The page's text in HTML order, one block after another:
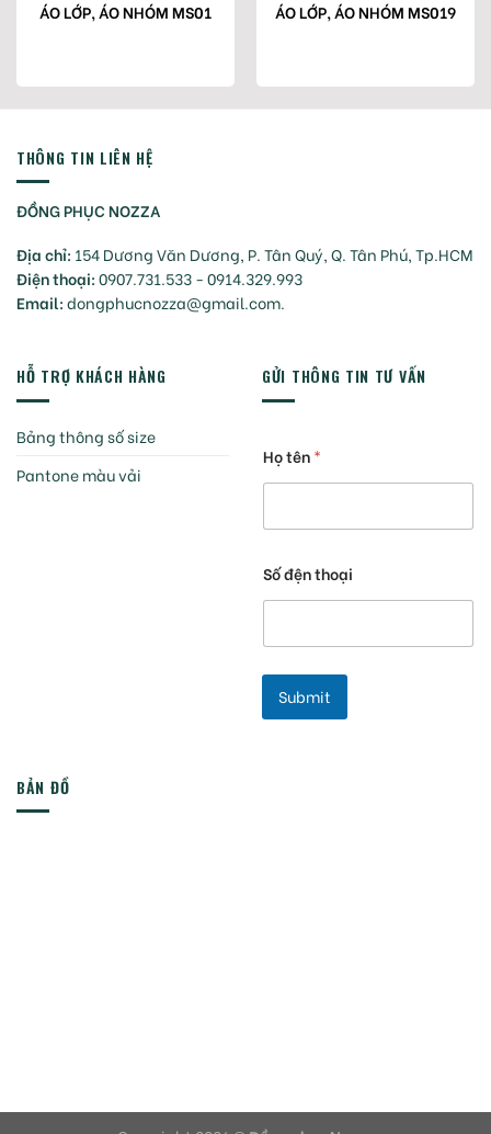
ÁO LỚP, ÁO NHÓM MS01 ÁO LỚP, ÁO NHÓM MS019
THÔNG TIN LIÊN HỆ
ĐỒNG PHỤC NOZZA
Địa chỉ: 154 Dương Văn Dương, P. Tân Quý, Q. Tân Phú, Tp.HCM
Điện thoại:0907.731.533 - 0914.329.993
Email:dongphucnozza@gmail.com.
HỖ TRỢ KHÁCH HÀNG
Bảng thông số size
Pantone màu vải
GỬI THÔNG TIN TƯ VẤN
Họ tên*
Số đện thoại
Submit
BẢN ĐỒ